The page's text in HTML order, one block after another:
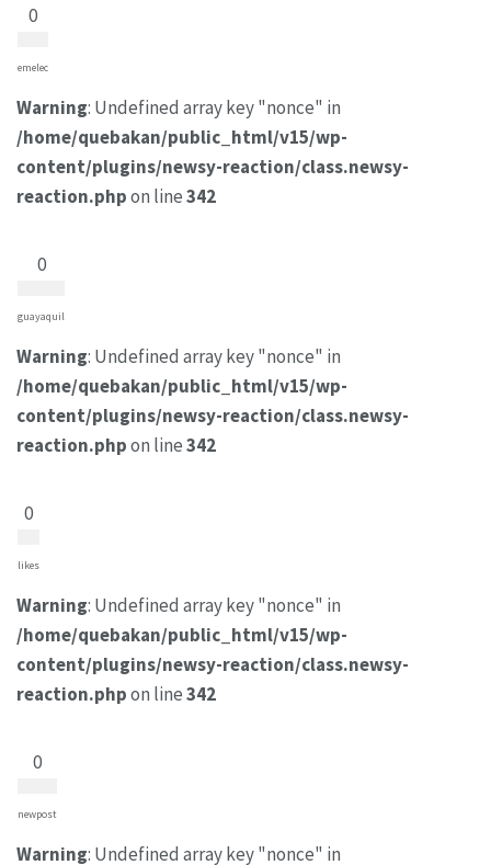
0
emelec
Warning: Undefined array key "nonce" in
/home/quebakan/public_html/v15/wp-
content/plugins/newsy-reaction/class.newsy-
reaction.phpon line342
0
guayaquil
Warning: Undefined array key "nonce" in
/home/quebakan/public_html/v15/wp-
content/plugins/newsy-reaction/class.newsy-
reaction.phpon line342
0
likes
Warning: Undefined array key "nonce" in
/home/quebakan/public_html/v15/wp-
content/plugins/newsy-reaction/class.newsy-
reaction.phpon line342
0
newpost
Warning: Undefined array key "nonce" in